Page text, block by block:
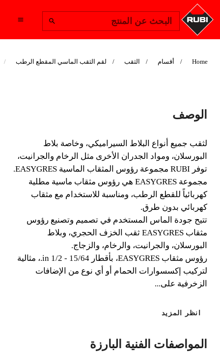
البحث عن المنتج
Home أقسام الثقب لقم الثقب الماسي المقطع الرطب
GRES
لثقب جميع أنواع البلاط السيراميكي، وخاصة بلاط
البورسلان، ومواد الجدران الأخرى مثل الرخام والجرانيت،
توفر RUBI مجموعة رؤوس المثقاب الماسية
EASYGRES.
البورسلان
مطرقة
الوصف
لثقب جميع أنواع البلاط السيراميكي، وخاصة بلاط
البورسلان، ومواد الجدران الأخرى مثل الرخام والجرانيت،
توفر RUBI مجموعة رؤوس المثقاب الماسية EASYGRES.
مجموعة EASYGRES هي رؤوس مثقاب ماسية مطلية
كهربائياً للقطع الرطب، ومناسبة للاستخدام مع مثقاب
كهربائي بدون طرق.
تتيح جودة الماس المستخدم في تصميم وتصنيع رؤوس
مثقاب EASYGRES ثقب الخزف الحجري، وبلاط
البورسلان، والجرانيت، والرخام، والزجاج.
رؤوس مثقاب EASYGRES، بأقطار 15/64 - 1/2 in.، مثالية
لتركيب إكسسوارات الحمام أو أي نوع من الإضافات
الزخرفية على...
انظر المزيد
المواصفات الفنية البارزة